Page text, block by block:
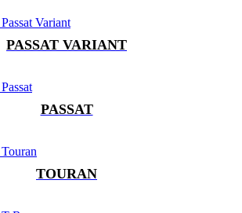
PASSAT VARIANT
PASSAT
TOURAN